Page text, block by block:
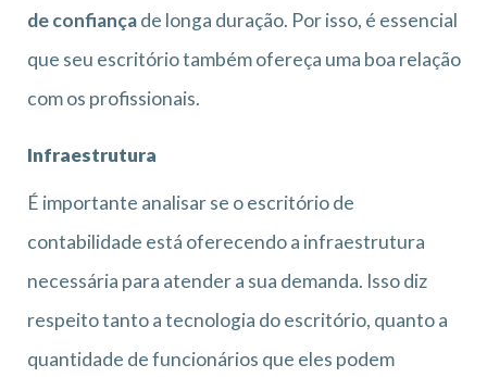
de confiançade longa duração. Por isso, é essencial
que seu escritório também ofereça uma boa relação
com os profissionais.
Infraestrutura
É importante analisar se o escritório de
contabilidade está oferecendo a infraestrutura
necessária para atender a sua demanda. Isso diz
respeito tanto a tecnologia do escritório, quanto a
quantidade de funcionários que eles podem